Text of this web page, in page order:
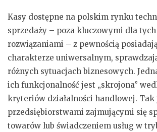
Kasy dostępne na polskim rynku
sprzedaży – poza kluczowymi dla
rozwiązaniami – z pewnością
charakterze uniwersalnym,
różnych sytuacjach biznesowych.
ich funkcjonalność jest „skrojona”
kryteriów działalności handlowej. Tak
przedsiębiorstwami zajmującymi się
towarów lub świadczeniem usług w